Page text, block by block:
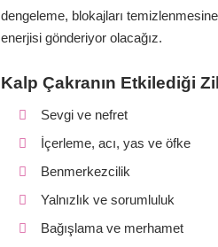
dengeleme, blokajları
enerjisi gönderiyor olacağız.
Kalp Çakranın Etkilediği
Sevgi ve nefret
İçerleme, acı, yas ve öfke
Benmerkezcilik
Yalnızlık ve sorumluluk
Bağışlama ve merhamet